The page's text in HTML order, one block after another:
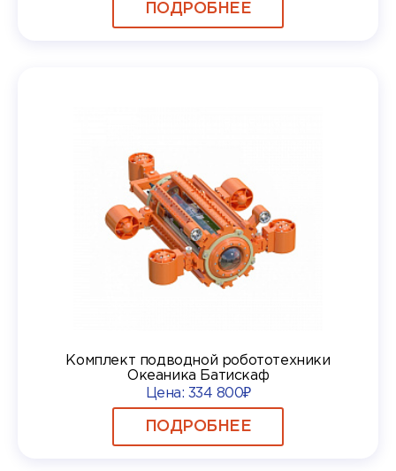
ПОДРОБНЕЕ
Комплект подводной робототехники
Океаника Батискаф
Цена: 334 800₽
ПОДРОБНЕЕ